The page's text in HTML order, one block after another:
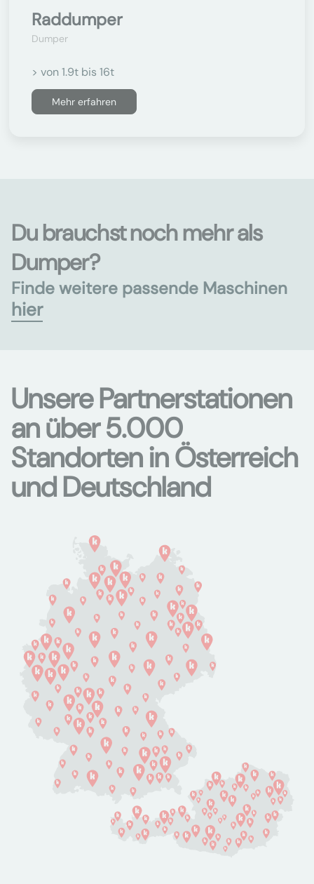
Raddumper
Dumper
> von 1.9t bis 16t
Mehr erfahren
Du brauchst noch mehr als
Dumper?
Finde weitere passende Maschinen
hier
Unsere Partnerstationen
an über 5.000
Standorten in Österreich
und Deutschland